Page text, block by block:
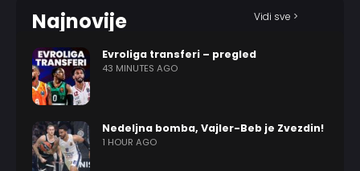
Najnovije Vidi sve >
Evroliga transferi – pregled
43 MINUTES AGO
Nedeljna bomba, Vajler-Beb je Zvezdin!
1 HOUR AGO